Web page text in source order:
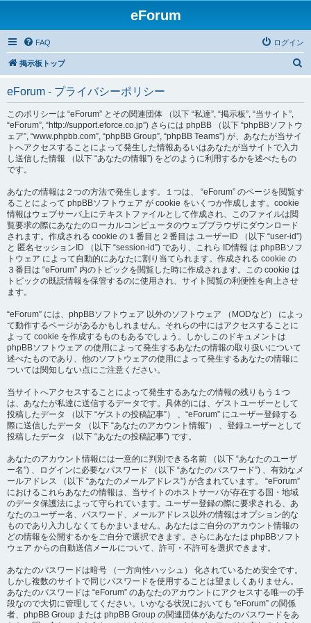
eForum
FAQ ログイン
掲示板トップ
eForum - プライバシーポリシー
このポリシーは “eForum” とその関連団体 （以下 “私達”, “掲示板”, “当サイト”,
“eForum”, “http://support.eforce.co.jp”) さらには phpBB （以下 “phpBBソフトウ
ェア”, “www.phpbb.com”, “phpBB Group”, “phpBB Teams”) が、あなたが当サイ
トへアクセスすることによって発生した情報あるいはあなたが当サイトで入力
し送信した情報 （以下 “あなたの情報”) をどのように利用するかを述べたもの
です。
あなたの情報は２つの方法で発生します。１つは、 “eForum” のページを閲覧す
ることによって phpBBソフトウェア が cookie をいくつか作成します。cookie
情報はウェブサーバ上にテキストファイルとして作成され、このファイルは閲
覧要求の際にあなたのローカルコンピュータのウェブブラウザにダウンロード
されます。作成される cookie の１番目と２番目は ユーザーID （以下 “user-id”)
と 匿名セッションID （以下 “session-id”) であり、これら ID情報 は phpBBソフ
トウェア によって自動的にあなたに割り当てられます。作成される cookie の
３番目は “eForum” 内のトピックを閲覧した時に作成されます。この cookie は
トピックの既読情報を保管するのに使用され、サイト閲覧の利便性を向上させ
ます。
“eForum” には、phpBBソフトウェア 以外のソフトウェア （MODなど） によっ
て動作するページがあるかもしれません。それらの中にはアクセスすることに
よって cookie を作成するものもあるでしょう。しかしこのドキュメントは
phpBBソフトウェア の使用によって発生するあなたの情報の取り扱いについて
述べたものであり、他のソフトウェアの使用によって発生するあなたの情報に
ついては関知しない点にご注意ください。
当サイトへアクセスすることによって発生するあなたの情報の残りもう１つ
は、あなたが私達に送信するデータです。具体的には、ゲストユーザーとして
投稿したデータ （以下 “ゲストの投稿記事”） 、“eForum” にユーザー登録する
際に送信したデータ （以下 “あなたのアカウント情報”） 、登録ユーザーとして
投稿したデータ （以下 “あなたの投稿記事”) です。
あなたのアカウント情報には一意的に判別できる名前 （以下 “あなたのユーザ
ー名”) 、ログインに必要なパスワード （以下 “あなたのパスワード”) 、有効なメ
ールアドレス （以下 “あなたのメールアドレス”) が含まれています。 “eForum”
におけるこれらあなたの情報は、当サイトのホストサーバが存在する国・地域
のデータ保護法によって守られています。ユーザー登録の際に要求される、あ
なたのユーザー名、パスワード、メールアドレス以外の情報はオプション的な
ものであり入力しなくてもかまいません。あなたはご自分のアカウント情報の
どの情報を公開するかをご自分で選択できます。さらにあなたは phpBBソフト
ウェア からの自動送信メールについて、許可・不許可を選択できます。
あなたのパスワードは暗号 （一方向性ハッシュ） 化されているため安全です。
しかし複数のサイトで同じパスワードを使用することは望ましくありません。
あなたのパスワードは “eForum” のあなたのアカウントにアクセスする唯一の手
段なので大切に管理してください。いかなる状況においても “eForum” の関係
者、phpBB Group または phpBB Group の関連団体があなたのパスワードをあ